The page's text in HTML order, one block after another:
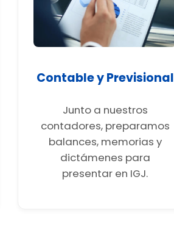
Contable y Previsional
Junto a nuestros
contadores, preparamos
balances, memorias y
dictámenes para
presentar en IGJ.